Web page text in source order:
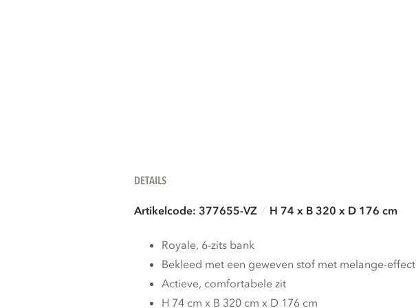
DETAILS
Artikelcode: 377655-VZ H 74 x B 320 x D 176 cm
Royale, 6-zits bank
Bekleed met een geweven stof met melange-effect
Actieve, comfortabele zit
H 74 cm x B 320 cm x D 176 cm